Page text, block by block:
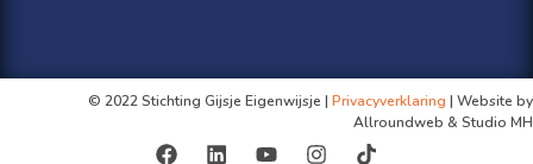
© 2022 Stichting Gijsje Eigenwijsje | Privacyverklaring | Website by
Allroundweb & Studio MH